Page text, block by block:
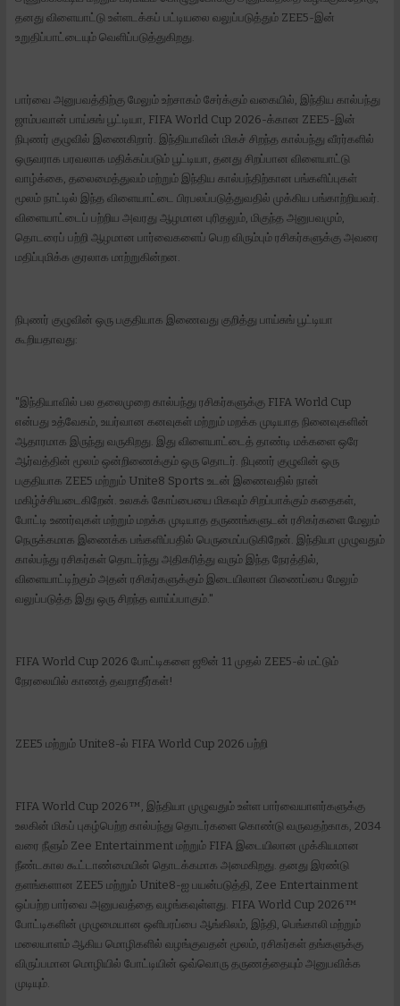
தனது விளையாட்டு உள்ளடக்கப் பட்டியலை வலுப்படுத்தும் ZEE5-இன்
உறுதிப்பாட்டையும் வெளிப்படுத்துகிறது.
பார்வை அனுபவத்திற்கு மேலும் உற்சாகம் சேர்க்கும் வகையில், இந்திய கால்பந்து
ஜாம்பவான் பாய்சுங் பூட்டியா, FIFA World Cup 2026-க்கான ZEE5-இன்
நிபுணர் குழுவில் இணைகிறார். இந்தியாவின் மிகச் சிறந்த கால்பந்து வீரர்களில்
ஒருவராக பரவலாக மதிக்கப்படும் பூட்டியா, தனது சிறப்பான விளையாட்டு
வாழ்க்கை, தலைமைத்துவம் மற்றும் இந்திய கால்பந்திற்கான பங்களிப்புகள்
மூலம் நாட்டில் இந்த விளையாட்டை பிரபலப்படுத்துவதில் முக்கிய பங்காற்றியவர்.
விளையாட்டைப் பற்றிய அவரது ஆழமான புரிதலும், மிகுந்த அனுபவமும்,
தொடரைப் பற்றி ஆழமான பார்வைகளைப் பெற விரும்பும் ரசிகர்களுக்கு அவரை
மதிப்புமிக்க குரலாக மாற்றுகின்றன.
நிபுணர் குழுவின் ஒரு பகுதியாக இணைவது குறித்து பாய்சுங் பூட்டியா
கூறியதாவது:
"இந்தியாவில் பல தலைமுறை கால்பந்து ரசிகர்களுக்கு FIFA World Cup
என்பது உத்வேகம், உயர்வான கனவுகள் மற்றும் மறக்க முடியாத நினைவுகளின்
ஆதாரமாக இருந்து வருகிறது. இது விளையாட்டைத் தாண்டி மக்களை ஒரே
ஆர்வத்தின் மூலம் ஒன்றிணைக்கும் ஒரு தொடர். நிபுணர் குழுவின் ஒரு
பகுதியாக ZEE5 மற்றும் Unite8 Sports உடன் இணைவதில் நான்
மகிழ்ச்சியடைகிறேன். உலகக் கோப்பையை மிகவும் சிறப்பாக்கும் கதைகள்,
போட்டி உணர்வுகள் மற்றும் மறக்க முடியாத தருணங்களுடன் ரசிகர்களை மேலும்
நெருக்கமாக இணைக்க பங்களிப்பதில் பெருமைப்படுகிறேன். இந்தியா முழுவதும்
கால்பந்து ரசிகர்கள் தொடர்ந்து அதிகரித்து வரும் இந்த நேரத்தில்,
விளையாட்டிற்கும் அதன் ரசிகர்களுக்கும் இடையிலான பிணைப்பை மேலும்
வலுப்படுத்த இது ஒரு சிறந்த வாய்ப்பாகும்."
FIFA World Cup 2026 போட்டிகளை ஜூன் 11 முதல் ZEE5-ல் மட்டும்
நேரலையில் காணத் தவறாதீர்கள்!
ZEE5 மற்றும் Unite8-ல் FIFA World Cup 2026 பற்றி
FIFA World Cup 2026™️, இந்தியா முழுவதும் உள்ள பார்வையாளர்களுக்கு
உலகின் மிகப் புகழ்பெற்ற கால்பந்து தொடர்களை கொண்டு வருவதற்காக, 2034
வரை நீளும் Zee Entertainment மற்றும் FIFA இடையிலான முக்கியமான
நீண்டகால கூட்டாண்மையின் தொடக்கமாக அமைகிறது. தனது இரண்டு
தளங்களான ZEE5 மற்றும் Unite8-ஐ பயன்படுத்தி, Zee Entertainment
ஒப்பற்ற பார்வை அனுபவத்தை வழங்கவுள்ளது. FIFA World Cup 2026™️
போட்டிகளின் முழுமையான ஒளிபரப்பை ஆங்கிலம், இந்தி, பெங்காலி மற்றும்
மலையாளம் ஆகிய மொழிகளில் வழங்குவதன் மூலம், ரசிகர்கள் தங்களுக்கு
விருப்பமான மொழியில் போட்டியின் ஒவ்வொரு தருணத்தையும் அனுபவிக்க
முடியும்.